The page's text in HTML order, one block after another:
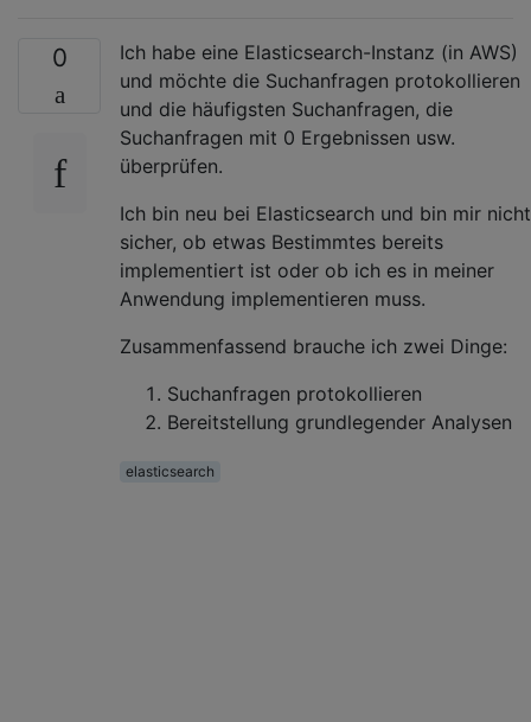
0
Ich habe eine Elasticsearch-Instanz (in AWS)
und möchte die Suchanfragen protokollieren
und die häufigsten Suchanfragen, die
Suchanfragen mit 0 Ergebnissen usw.
überprüfen.
Ich bin neu bei Elasticsearch und bin mir nicht
sicher, ob etwas Bestimmtes bereits
implementiert ist oder ob ich es in meiner
Anwendung implementieren muss.
Zusammenfassend brauche ich zwei Dinge:
Suchanfragen protokollieren
Bereitstellung grundlegender Analysen
elasticsearch